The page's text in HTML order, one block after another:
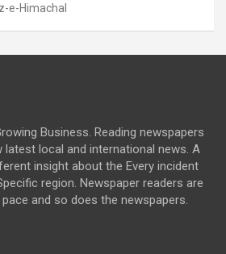
e-Himachal
Business. Reading newspapers
local and international news. A
insight about the Every incident
region. Newspaper readers are
and so does the newspapers.